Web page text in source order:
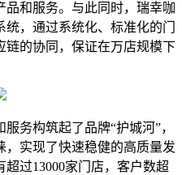
和服务。与此同时，瑞幸咖
，通过系统化、标准化的门
链的协同，保证在万店规模下
构筑起了品牌“护城河”，
，实现了快速稳健的高质量发
过13000家门店，客户数超